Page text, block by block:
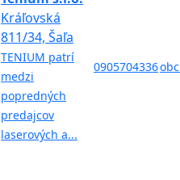
Kráľovská
811/34, Šaľa
TENIUM patrí
medzi
popredných
predajcov
laserových a...
0905704336